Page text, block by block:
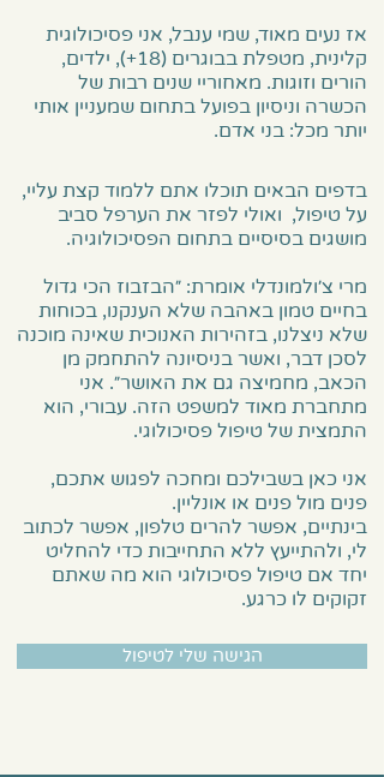
אז נעים מאוד, שמי ענבל, אני פסיכולוגית
קלינית, מטפלת בבוגרים (18+), ילדים,
הורים וזוגות. מאחוריי שנים רבות של
הכשרה וניסיון בפועל בתחום שמעניין אותי
יותר מכל: בני אדם.
בדפים הבאים תוכלו אתם ללמוד קצת עליי,
על טיפול, ואולי לפזר את הערפל סביב
מושגים בסיסיים בתחום הפסיכולוגיה.
מרי צ׳ולמונדלי אומרת: ״הבזבוז הכי גדול
בחיים טמון באהבה שלא הענקנו, בכוחות
שלא ניצלנו, בזהירות האנוכית שאינה מוכנה
לסכן דבר, ואשר בניסיונה להתחמק מן
הכאב, מחמיצה גם את האושר״. אני
מתחברת מאוד למשפט הזה. עבורי, הוא
התמצית של טיפול פסיכולוגי.
אני כאן בשבילכם ומחכה לפגוש אתכם,
פנים מול פנים או אונליין.
בינתיים, אפשר להרים טלפון, אפשר לכתוב
לי, ולהתייעץ ללא התחייבות כדי להחליט
יחד אם טיפול פסיכולוגי הוא מה שאתם
זקוקים לו כרגע.
הגישה שלי לטיפול